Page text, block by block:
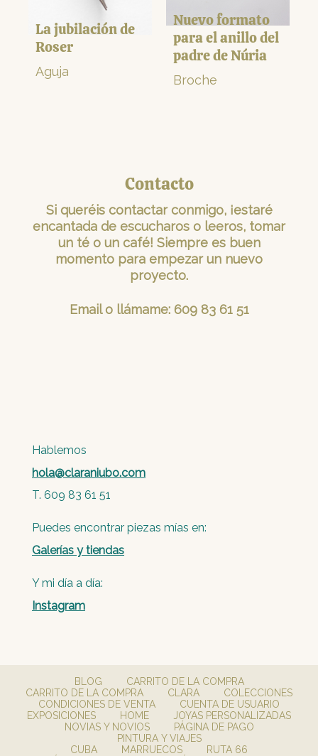
La jubilación de
Roser
Aguja
Nuevo formato
para el anillo del
padre de Núria
Broche
Contacto
Si queréis contactar conmigo, ¡estaré
encantada de escucharos o leeros, tomar
un té o un café! Siempre es buen
momento para empezar un nuevo
proyecto.
Emailo llámame: 609 83 61 51
Hablemos
hola@claraniubo.com
T. 609 83 61 51
Puedes encontrar piezas mías en:
Galerías y tiendas
Y mi día a día:
Instagram
BLOG
CARRITO DE LA COMPRA
CARRITO DE LA COMPRA
CLARA
COLECCIONES
CONDICIONES DE VENTA
CUENTA DE USUARIO
EXPOSICIONES
HOME
JOYAS PERSONALIZADAS
NOVIAS Y NOVIOS
PÁGINA DE PAGO
PINTURA Y VIAJES
CUBA
MARRUECOS
RUTA 66